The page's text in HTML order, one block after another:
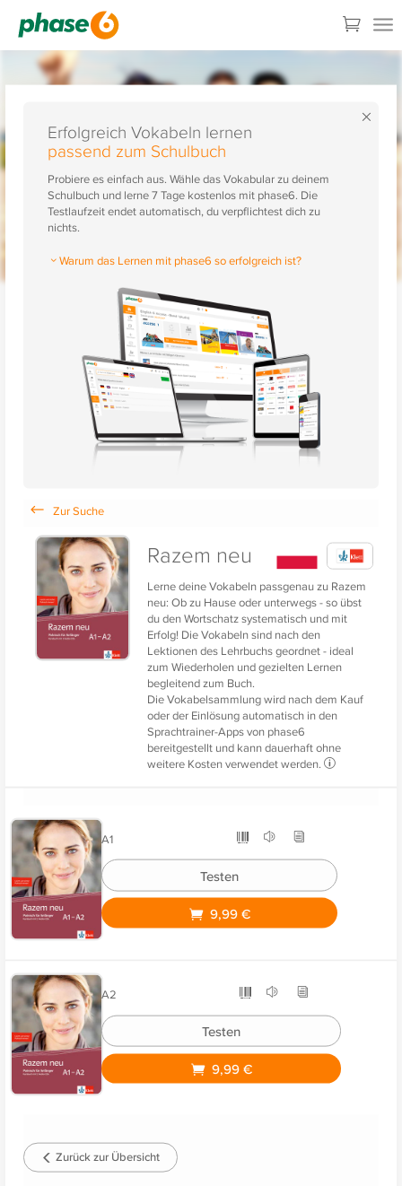
×
Erfolgreich Vokabeln lernen
passend zum Schulbuch
Probiere es einfach aus. Wähle das Vokabular zu deinem
Schulbuch und lerne 7 Tage kostenlos mit phase6. Die
Testlaufzeit endet automatisch, du verpflichtest dich zu
nichts.
Warum das Lernen mit phase6 so erfolgreich ist?
Razem neu
Lerne deine Vokabeln passgenau zu Razem
neu: Ob zu Hause oder unterwegs - so übst
du den Wortschatz systematisch und mit
Erfolg! Die Vokabeln sind nach den
Lektionen des Lehrbuchs geordnet - ideal
zum Wiederholen und gezielten Lernen
begleitend zum Buch.
Die Vokabelsammlung wird nach dem Kauf
oder der Einlösung automatisch in den
Sprachtrainer-Apps von phase6
bereitgestellt und kann dauerhaft ohne
weitere Kosten verwendet werden.
A1
Testen
9,99 €
A2
Testen
9,99 €
Zurück zur Übersicht